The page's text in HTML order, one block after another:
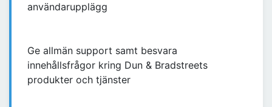
användarupplägg
Ge allmän support samt besvara
innehållsfrågor kring Dun & Bradstreets
produkter och tjänster